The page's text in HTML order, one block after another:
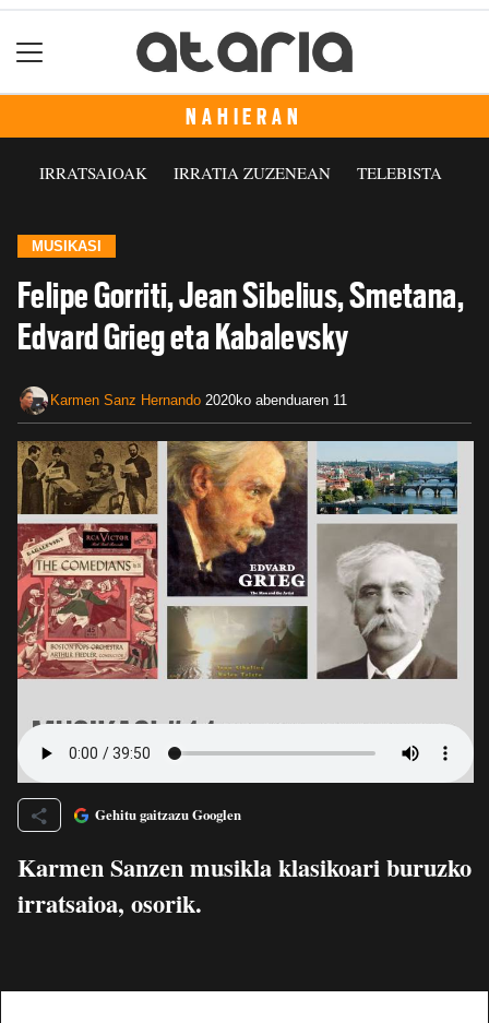
NAHIERAN
IRRATSAIOAK IRRATIA ZUZENEAN TELEBISTA
MUSIKASI
Felipe Gorriti, Jean Sibelius, Smetana,
Edvard Grieg eta Kabalevsky
Karmen Sanz Hernando 2020ko abenduaren 11
Gehitu gaitzazu Googlen
Karmen Sanzen musikla klasikoari buruzko
irratsaioa, osorik.